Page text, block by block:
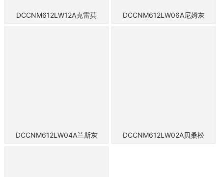
DCCNM612LW12A克雷莫 DCCNM612LW06A尼姆灰
DCCNM612LW04A兰斯灰 DCCNM612LW02A贝桑松